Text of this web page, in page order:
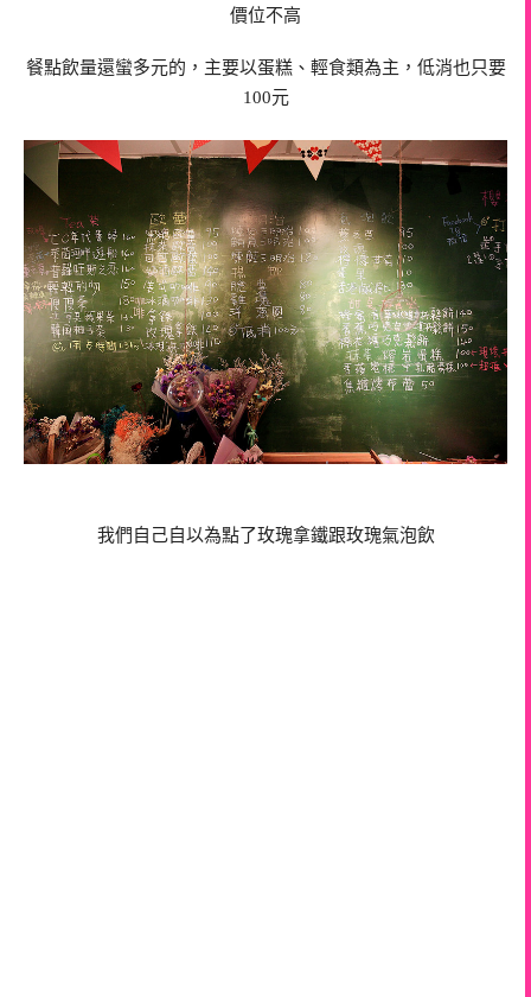
價位不高
餐點飲量還蠻多元的，主要以蛋糕、輕食類為主，低消也只要
100元
我們自己自以為點了玫瑰拿鐵跟玫瑰氣泡飲